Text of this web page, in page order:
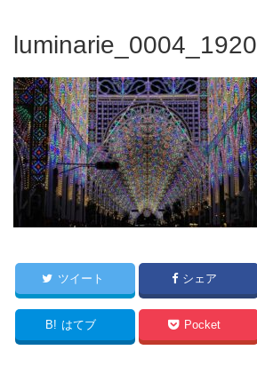
luminarie_0004_1920
ツイート シェア
B! はてブ Pocket